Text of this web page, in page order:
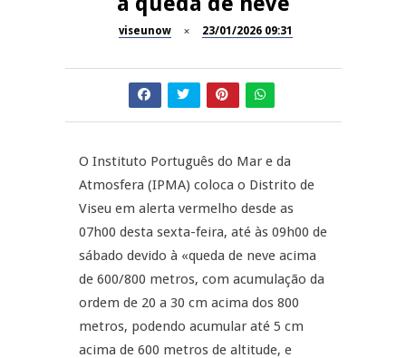
Dia do Foral em São João da
Summer Fusion em
Sernancelhe
do Castelo
11º Encontro Gastronómico
Amador de Abrunhosa-a-Velha
Now Opinião – Manuela
Antunes: Problemas nos
Exames Nacionais
viseunow 23/01/2026 09:31
O Instituto Português do Mar e da
Atmosfera (IPMA) coloca o Distrito de
Viseu em alerta vermelho desde as
07h00 desta sexta-feira, até às 09h00 de
sábado devido à «queda de neve acima
de 600/800 metros, com acumulação da
ordem de 20 a 30 cm acima dos 800
metros, podendo acumular até 5 cm
acima de 600 metros de altitude, e